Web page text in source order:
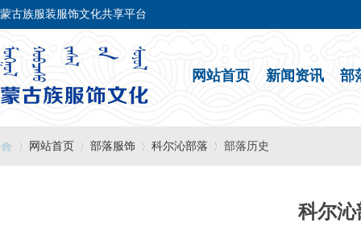
蒙古族服装服饰文化共享平台
网站首页 新闻资讯 部
网站首页 部落服饰 科尔沁部落 部落历史
科尔沁